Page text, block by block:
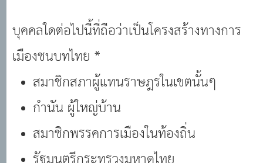
บุคคลใดต่อไปนี้ที่ถือว่าเป็นโครงสร้างทางการ
เมืองชนบทไทย *
สมาชิกสภาผู้แทนราษฎรในเขตนั้นๆ
กํานัน ผู้ใหญ่บ้าน
สมาชิกพรรคการเมืองในท้องถิ่น